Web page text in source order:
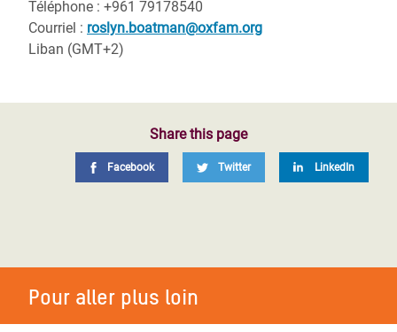
Téléphone : +961 79178540
Courriel : roslyn.boatman@oxfam.org
Liban (GMT+2)
Share this page
Facebook Twitter LinkedIn
Pour aller plus loin